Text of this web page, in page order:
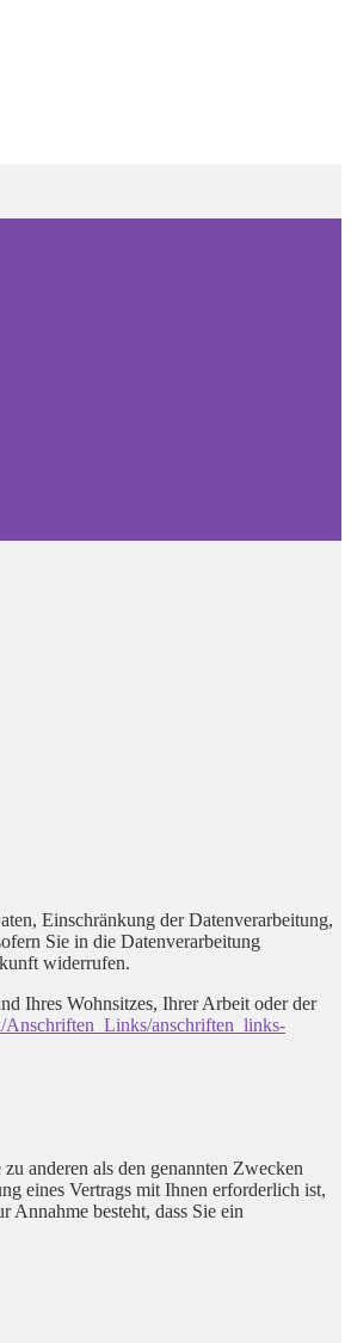
Einschränkung der Datenverarbeitung,
Sie in die Datenverarbeitung
widerrufen.
Ihres Wohnsitzes, Ihrer Arbeit oder der
anschriften_links-
anderen als den genannten Zwecken
eines Vertrags mit Ihnen erforderlich ist,
besteht, dass Sie ein